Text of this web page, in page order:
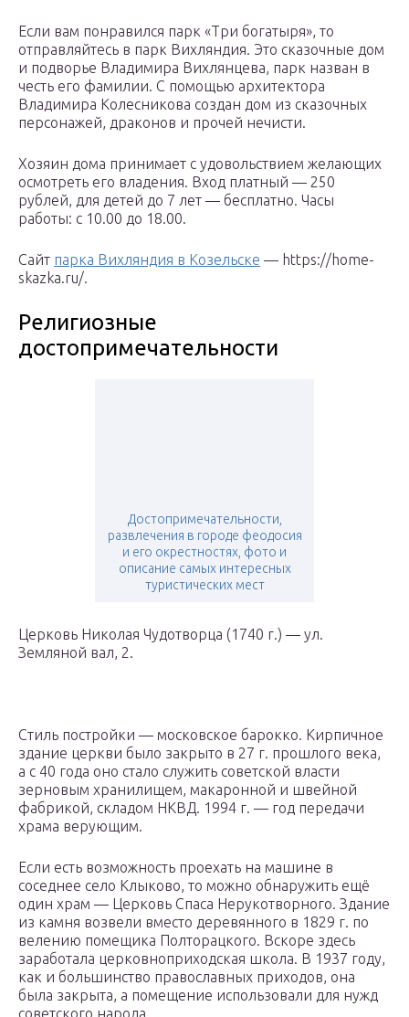
Если вам понравился парк «Три богатыря», то
отправляйтесь в парк Вихляндия. Это сказочные дом
и подворье Владимира Вихлянцева, парк назван в
честь его фамилии. С помощью архитектора
Владимира Колесникова создан дом из сказочных
персонажей, драконов и прочей нечисти.
Хозяин дома принимает с удовольствием желающих
осмотреть его владения. Вход платный — 250
рублей, для детей до 7 лет — бесплатно. Часы
работы: с 10.00 до 18.00.
Сайт парка Вихляндия в Козельске — https://home-
skazka.ru/.
Религиозные
достопримечательности
Достопримечательности,
развлечения в городе феодосия
и его окрестностях, фото и
описание самых интересных
туристических мест
Церковь Николая Чудотворца (1740 г.) — ул.
Земляной вал, 2.
Стиль постройки — московское барокко. Кирпичное
здание церкви было закрыто в 27 г. прошлого века,
а с 40 года оно стало служить советской власти
зерновым хранилищем, макаронной и швейной
фабрикой, складом НКВД. 1994 г. — год передачи
храма верующим.
Если есть возможность проехать на машине в
соседнее село Клыково, то можно обнаружить ещё
один храм — Церковь Спаса Нерукотворного. Здание
из камня возвели вместо деревянного в 1829 г. по
велению помещика Полторацкого. Вскоре здесь
заработала церковноприходская школа. В 1937 году,
как и большинство православных приходов, она
была закрыта, а помещение использовали для нужд
советского народа.